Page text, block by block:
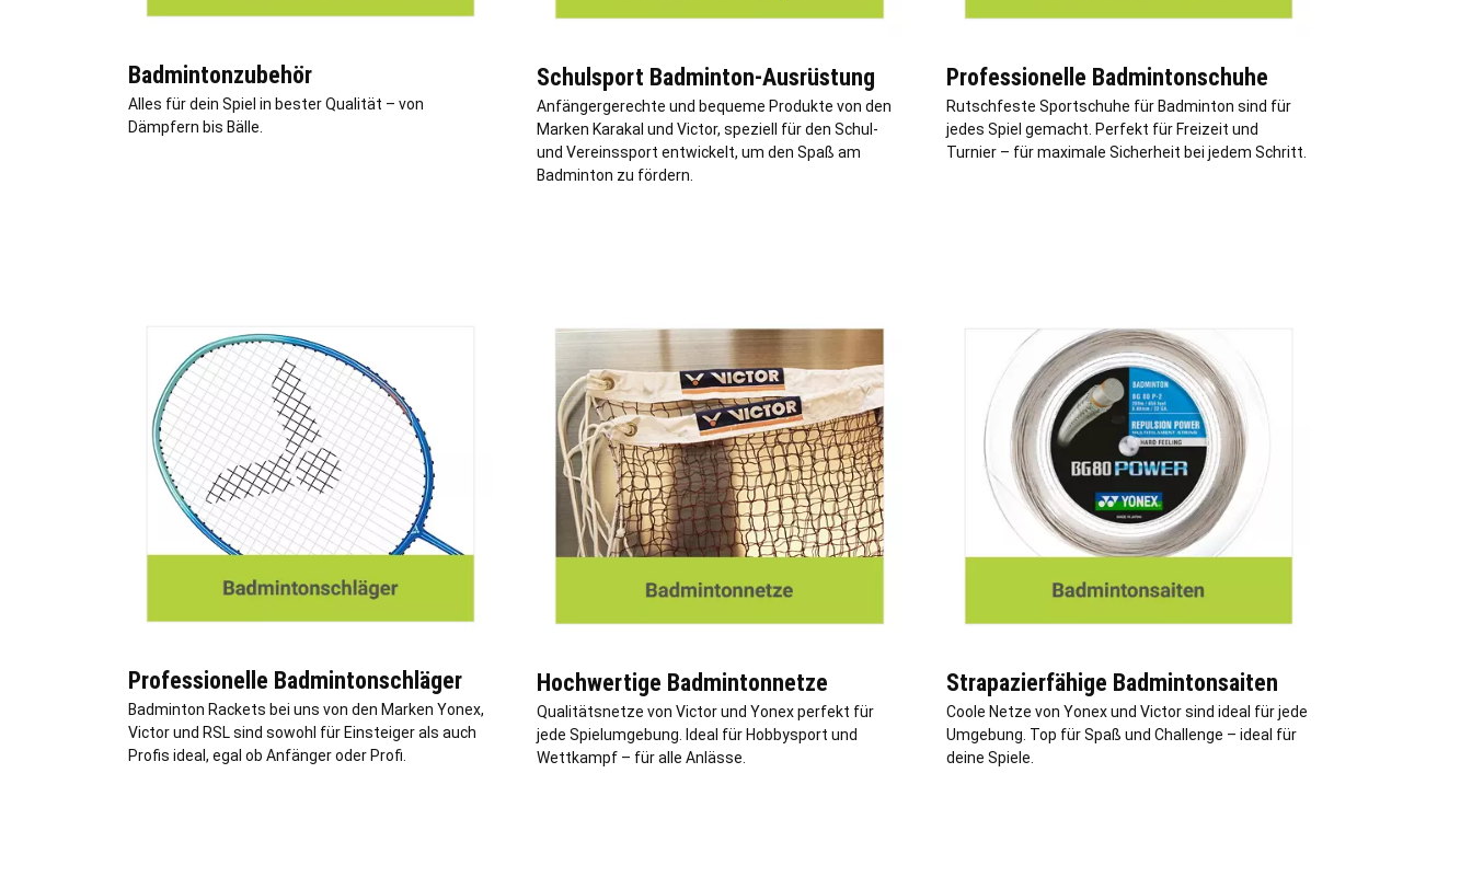
Badmintonzubehör
Alles für dein Spiel in bester Qualität – von
Dämpfern bis Bälle.
Schulsport Badminton-Ausrüstung
Anfängergerechte und bequeme Produkte von den
Marken Karakal und Victor, speziell für den Schul-
und Vereinssport entwickelt, um den Spaß am
Badminton zu fördern.
Professionelle Badmintonschuhe
Rutschfeste Sportschuhe für Badminton sind für
jedes Spiel gemacht. Perfekt für Freizeit und
Turnier – für maximale Sicherheit bei jedem Schritt.
Professionelle Badmintonschläger
Badminton Rackets bei uns von den Marken Yonex,
Victor und RSL sind sowohl für Einsteiger als auch
Profis ideal, egal ob Anfänger oder Profi.
Hochwertige Badmintonnetze
Qualitätsnetze von Victor und Yonex perfekt für
jede Spielumgebung. Ideal für Hobbysport und
Wettkampf – für alle Anlässe.
Strapazierfähige Badmintonsaiten
Coole Netze von Yonex und Victor sind ideal für jede
Umgebung. Top für Spaß und Challenge – ideal für
deine Spiele.